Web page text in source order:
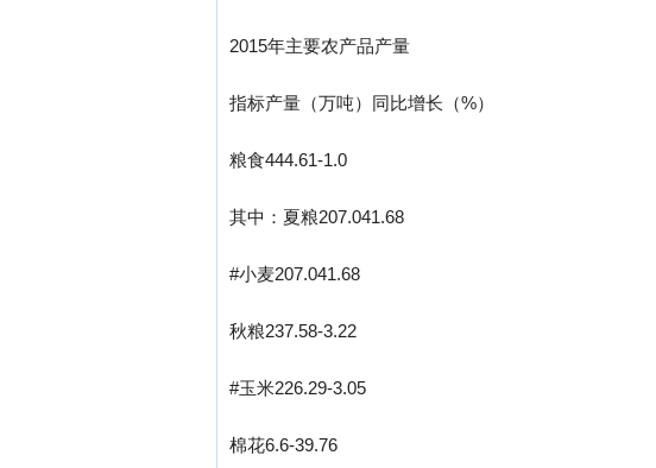
2015年主要农产品产量
指标产量（万吨）同比增长（%）
粮食444.61-1.0
其中：夏粮207.041.68
#小麦207.041.68
秋粮237.58-3.22
#玉米226.29-3.05
棉花6.6-39.76